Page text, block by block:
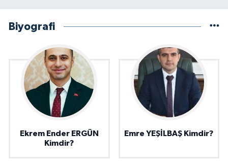
Biyografi
Ekrem Ender ERGÜN
Kimdir?
Emre YEŞİLBAŞ Kimdir?